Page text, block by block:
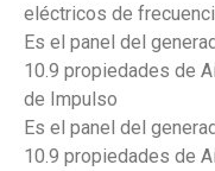
eléctricos de
Es el panel del
10.9 propiedades de
de Impulso
Es el panel del
10.9 propiedades de